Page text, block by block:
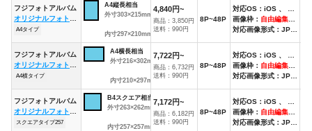
フジフォトアルバム
オリジナルフォトアルバム
A4タイプ
A4縦長相当
外寸303×215mm、
内寸297×210mm
4,840円~
商品：3,850円
送料：990円
8P~48P
画像枠： 自由編集可能
対応画像形式：JPEG
フジフォトアルバム
オリジナルフォトアルバム
A4横タイプ
A4横長相当
外寸216×302mm、
内寸210×297mm
7,722円~
商品：6,732円
送料：990円
8P~48P
画像枠： 自由編集可能
対応画像形式：JPEG
フジフォトアルバム
オリジナルフォトアルバム
スクエアタイプ257
B4スクエア相当
外寸263×262mm、
内寸257×257mm
7,172円~
商品：6,182円
送料：990円
8P~48P
画像枠： 自由編集可能
対応画像形式：JPEG